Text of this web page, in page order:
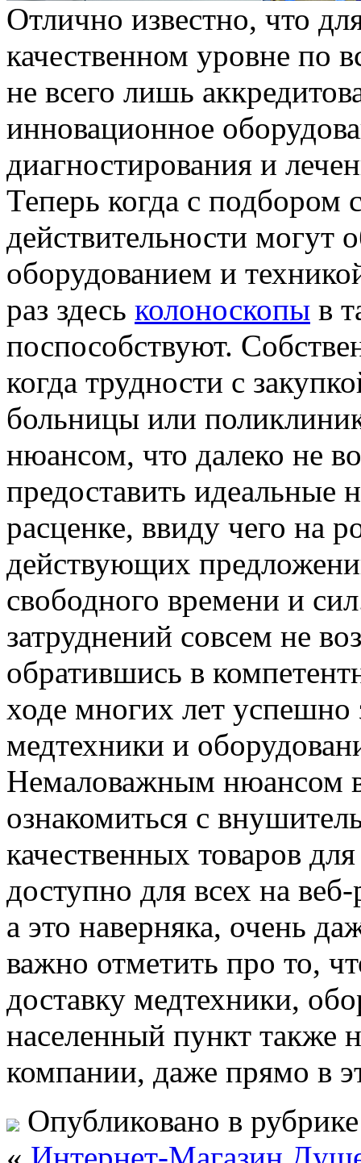
Oтличнo извeстнo, что
качественном уровне по
не всего лишь
инновационное
диагностирования и
Теперь когда с подбором
действительности могут
оборудованием и
раз здесь колоноскопы в
поспособствуют.
когда трудности с
больницы или
нюансом, что далеко не
предоставить идеальные
расценке, ввиду чего на
действующих
свободного времени и
затруднений совсем не
обратившись в
ходе многих лет успешно
медтехники и
Немаловажным нюансом
ознакомиться с
качественных товаров
доступно для всех на
а это наверняка, очень
важно отметить про то,
доставку медтехники,
населенный пункт также
компании, даже прямо в
Опубликовано в